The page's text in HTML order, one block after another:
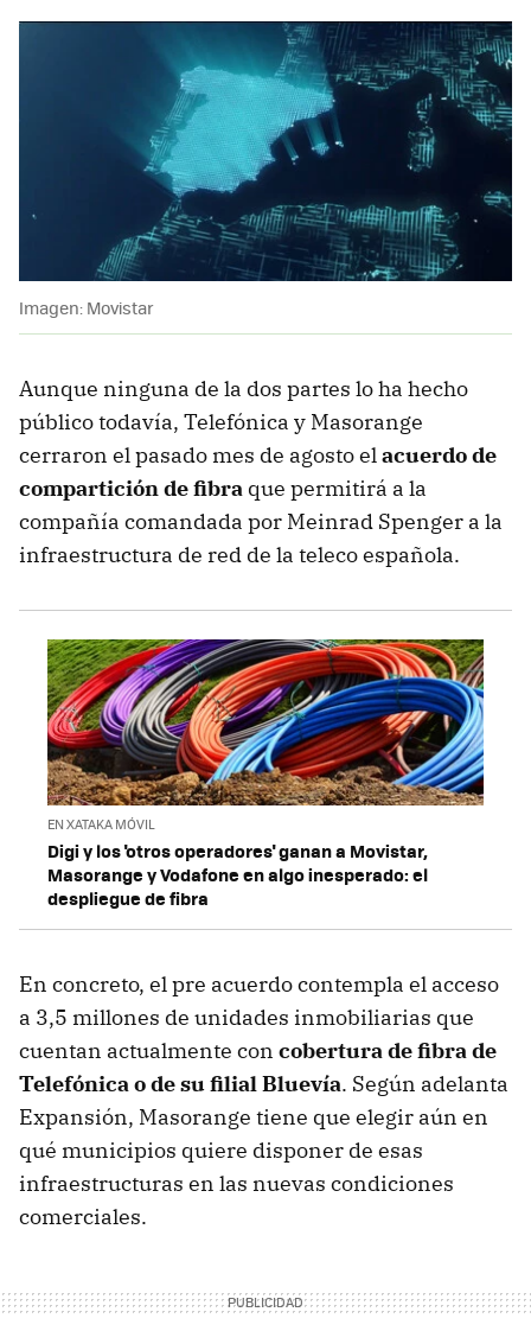
Imagen: Movistar
Aunque ninguna de la dos partes lo ha hecho
público todavía, Telefónica y Masorange
cerraron el pasado mes de agosto el acuerdo de
compartición de fibra que permitirá a la
compañía comandada por Meinrad Spenger a la
infraestructura de red de la teleco española.
EN XATAKA MÓVIL
Digi y los 'otros operadores' ganan a Movistar,
Masorange y Vodafone en algo inesperado: el
despliegue de fibra
En concreto, el pre acuerdo contempla el acceso
a 3,5 millones de unidades inmobiliarias que
cuentan actualmente con cobertura de fibra de
Telefónica o de su filial Bluevía. Según adelanta
Expansión, Masorange tiene que elegir aún en
qué municipios quiere disponer de esas
infraestructuras en las nuevas condiciones
comerciales.